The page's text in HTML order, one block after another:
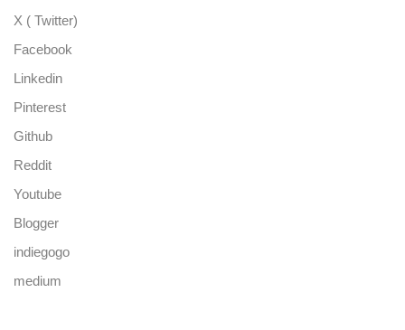
X ( Twitter)
Facebook
Linkedin
Pinterest
Github
Reddit
Youtube
Blogger
indiegogo
medium